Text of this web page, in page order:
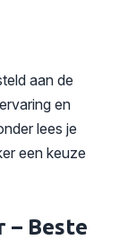
aan de
en
lees je
een keuze
– Beste